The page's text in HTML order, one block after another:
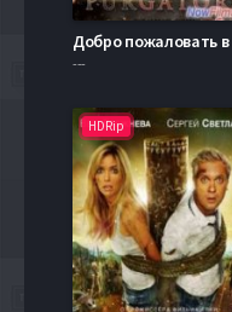
---
HDRip